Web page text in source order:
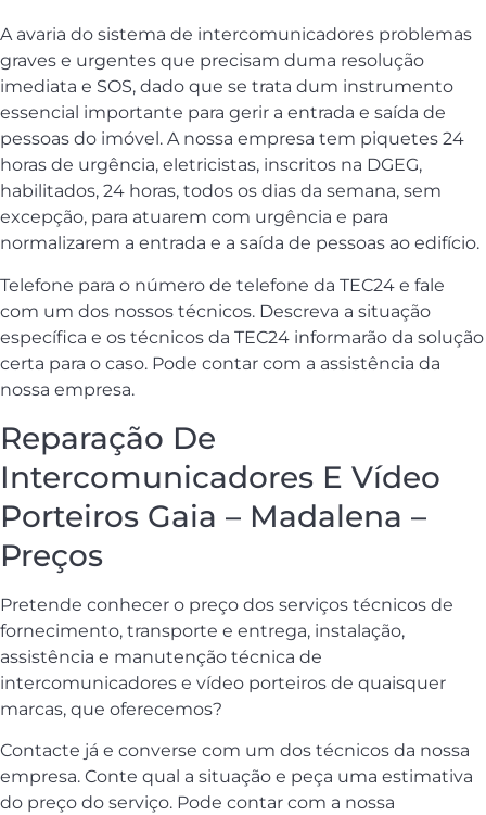
A avaria do sistema de intercomunicadores problemas
graves e urgentes que precisam duma resolução
imediata e SOS, dado que se trata dum instrumento
essencial importante para gerir a entrada e saída de
pessoas do imóvel. A nossa empresa tem piquetes 24
horas de urgência, eletricistas, inscritos na DGEG,
habilitados, 24 horas, todos os dias da semana, sem
excepção, para atuarem com urgência e para
normalizarem a entrada e a saída de pessoas ao edifício.
Telefone para o número de telefone da TEC24 e fale
com um dos nossos técnicos. Descreva a situação
específica e os técnicos da TEC24 informarão da solução
certa para o caso. Pode contar com a assistência da
nossa empresa.
Reparação De
Intercomunicadores E Vídeo
Porteiros Gaia – Madalena –
Preços
Pretende conhecer o preço dos serviços técnicos de
fornecimento, transporte e entrega, instalação,
assistência e manutenção técnica de
intercomunicadores e vídeo porteiros de quaisquer
marcas, que oferecemos?
Contacte já e converse com um dos técnicos da nossa
empresa. Conte qual a situação e peça uma estimativa
do preço do serviço. Pode contar com a nossa